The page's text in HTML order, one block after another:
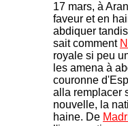
17 mars, à
faveur et en
abdiquer
sait comment
royale si peu
les amena à
couronne
alla remplacer
nouvelle, la
haine. De